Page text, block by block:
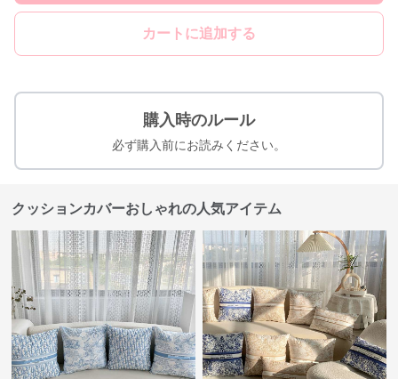
カートに追加する
購入時のルール
必ず購入前にお読みください。
クッションカバーおしゃれの人気アイテム